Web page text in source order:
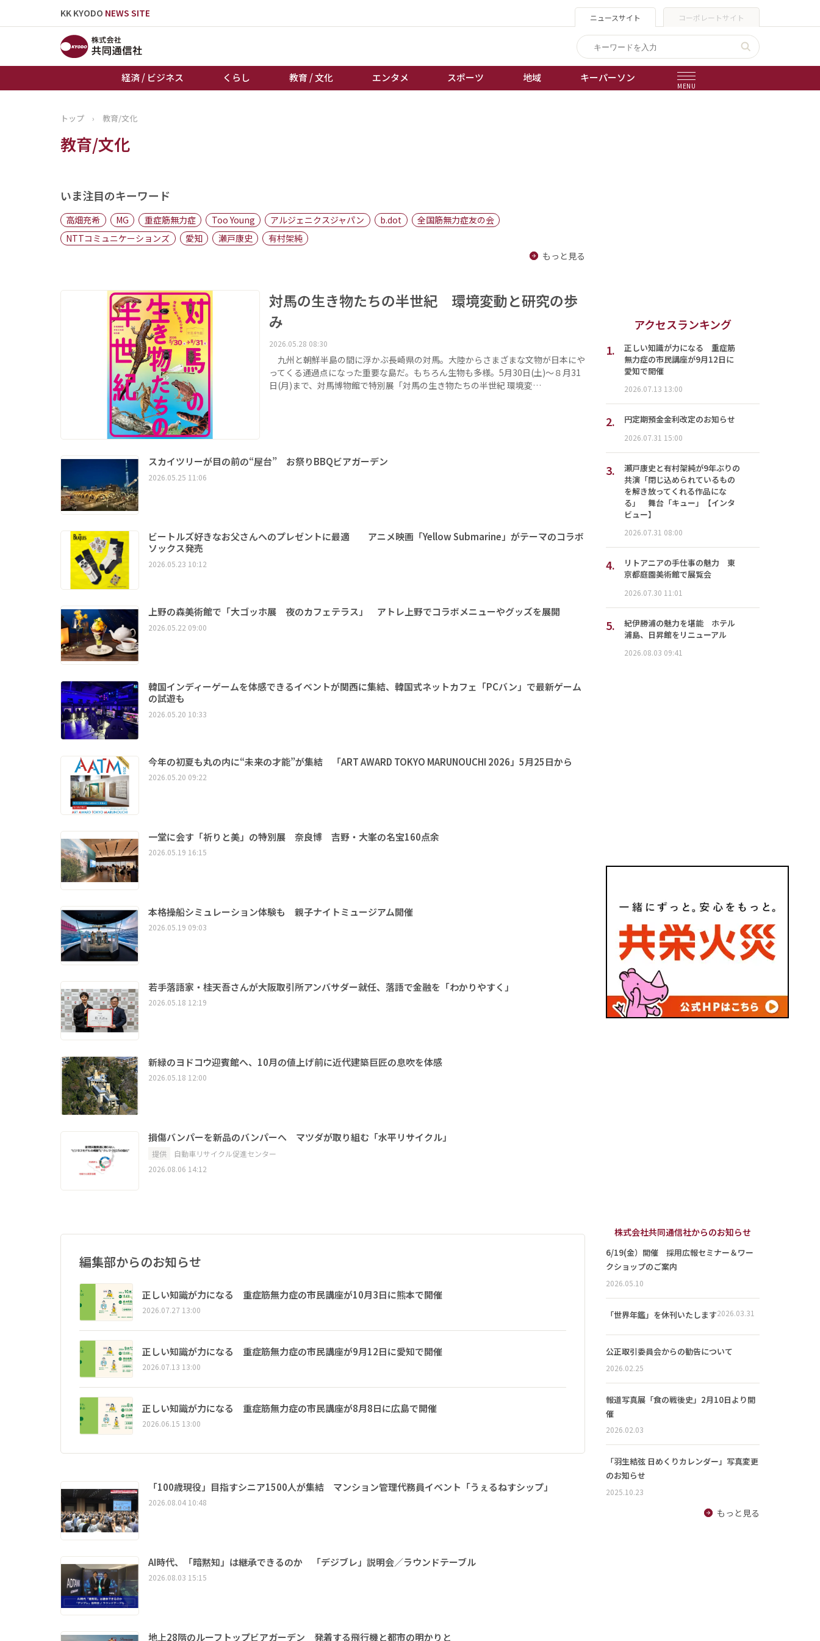
KK KYODO NEWS SITE ニュースサイト コーポレートサイト
経済 / ビジネス くらし 教育 / 文化 エンタメ スポーツ 地域 キーパーソン
MENU
トップページ
お知らせ
地域
キーパーソン
棋王戦
トップ › 教育/文化
教育/文化
いま注目のキーワード
高畑充希 MG 重症筋無力症 Too Young アルジェニクスジャパン b.dot
全国筋無力症友の会
NTTコミュニケーションズ
愛知 瀬戸康史
有村架純
もっと見る
対馬の生き物たちの半世紀 環境変動と研究の歩
み
2026.05.28 08:30
九州と朝鮮半島の間に浮かぶ長崎県の対馬。大陸からさまざまな文物が日本にや
ってくる通過点になった重要な島だ。もちろん生物も多様。5月30日(土)～８月31
日(月)まで、対馬博物館で特別展「対馬の生き物たちの半世紀 環境変…
スカイツリーが目の前の“屋台” お祭りBBQビアガーデン
2026.05.25 11:06
ビートルズ好きなお父さんへのプレゼントに最適 アニメ映画「Yellow Submarine」がテーマのコラボ
ソックス発売
2026.05.23 10:12
上野の森美術館で「大ゴッホ展 夜のカフェテラス」 アトレ上野でコラボメニューやグッズを展開
2026.05.22 09:00
韓国インディーゲームを体感できるイベントが関西に集結、韓国式ネットカフェ「PCバン」で最新ゲーム
の試遊も
2026.05.20 10:33
今年の初夏も丸の内に“未来の才能”が集結 「ART AWARD TOKYO MARUNOUCHI 2026」5月25日から
2026.05.20 09:22
一堂に会す「祈りと美」の特別展 奈良博 吉野・大峯の名宝160点余
2026.05.19 16:15
本格操船シミュレーション体験も 親子ナイトミュージアム開催
2026.05.19 09:03
若手落語家・桂天吾さんが大阪取引所アンバサダー就任、落語で金融を「わかりやすく」
2026.05.18 12:19
新緑のヨドコウ迎賓館へ、10月の値上げ前に近代建築巨匠の息吹を体感
2026.05.18 12:00
損傷バンパーを新品のバンパーへ マツダが取り組む「水平リサイクル」
提供
自動車リサイクル促進センター
2026.08.06 14:12
編集部からのお知らせ
正しい知識が力になる 重症筋無力症の市民講座が10月3日に熊本で開催
2026.07.27 13:00
正しい知識が力になる 重症筋無力症の市民講座が9月12日に愛知で開催
2026.07.13 13:00
正しい知識が力になる 重症筋無力症の市民講座が8月8日に広島で開催
2026.06.15 13:00
「100歳現役」目指すシニア1500人が集結 マンション管理代務員イベント「うぇるねすシップ」
2026.08.04 10:48
AI時代、「暗黙知」は継承できるのか 「デジブレ」説明会／ラウンドテーブル
2026.08.03 15:15
地上28階のルーフトップビアガーデン 発着する飛行機と都市の明かりと
アクセスランキング
1.
正しい知識が力になる 重症筋
無力症の市民講座が9月12日に
愛知で開催
2026.07.13 13:00
2. 円定期預金金利改定のお知らせ
2026.07.31 15:00
3.
瀬戸康史と有村架純が9年ぶりの
共演「閉じ込められているもの
を解き放ってくれる作品にな
る」 舞台「キュー」【インタ
ビュー】
2026.07.31 08:00
4.
リトアニアの手仕事の魅力 東
京都庭園美術館で展覧会
2026.07.30 11:01
5.
紀伊勝浦の魅力を堪能 ホテル
浦島、日昇館をリニューアル
2026.08.03 09:41
株式会社共同通信社からのお知らせ
6/19(金）開催 採用広報セミナー＆ワー
クショップのご案内
2026.05.10
「世界年鑑」を休刊いたします2026.03.31
公正取引委員会からの勧告について
2026.02.25
報道写真展「食の戦後史」2月10日より開
催
2026.02.03
「羽生結弦 日めくりカレンダー」写真変更
のお知らせ
2025.10.23
もっと見る